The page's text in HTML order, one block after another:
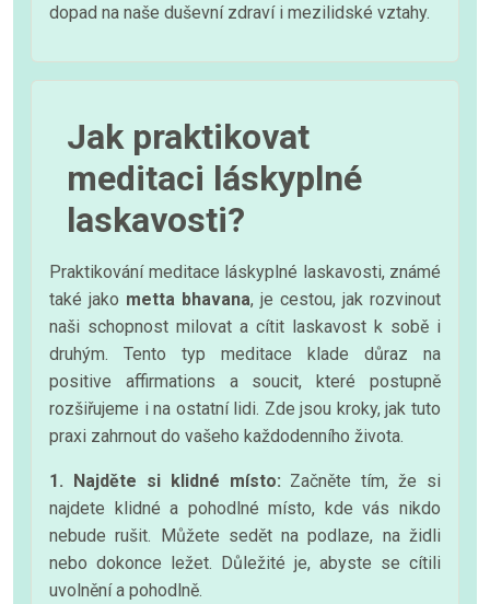
dopad na naše duševní zdraví i mezilidské vztahy.
Jak praktikovat
meditaci láskyplné
laskavosti?
Praktikování meditace láskyplné laskavosti, známé
také jako metta bhavana, je cestou, jak rozvinout
naši schopnost milovat a cítit laskavost k sobě i
druhým. Tento typ meditace klade důraz na
positive affirmations a soucit, které postupně
rozšiřujeme i na ostatní lidi. Zde jsou kroky, jak tuto
praxi zahrnout do vašeho každodenního života.
1. Najděte si klidné místo: Začněte tím, že si
najdete klidné a pohodlné místo, kde vás nikdo
nebude rušit. Můžete sedět na podlaze, na židli
nebo dokonce ležet. Důležité je, abyste se cítili
uvolnění a pohodlně.